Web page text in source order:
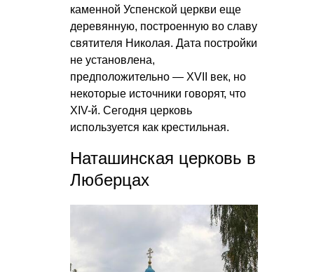
каменной Успенской церкви еще
деревянную, построенную во славу
святителя Николая. Дата постройки
не установлена,
предположительно — XVII век, но
некоторые источники говорят, что
XIV-й. Сегодня церковь
используется как крестильная.
Наташинская церковь в
Люберцах